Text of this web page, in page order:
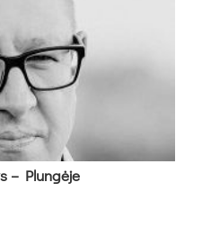
– Plun­gė­je